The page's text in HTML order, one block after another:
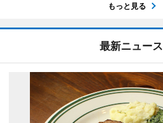
もっと見る
最新ニュース